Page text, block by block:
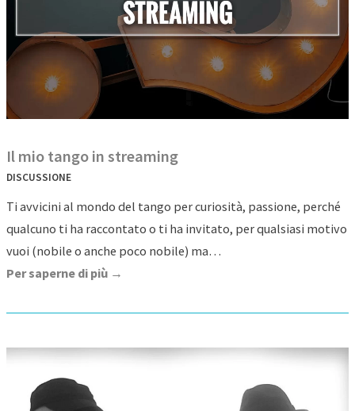
Il mio tango in streaming
DISCUSSIONE
Ti avvicini al mondo del tango per curiosità, passione, perché
qualcuno ti ha raccontato o ti ha invitato, per qualsiasi motivo
vuoi (nobile o anche poco nobile) ma…
Per saperne di più →